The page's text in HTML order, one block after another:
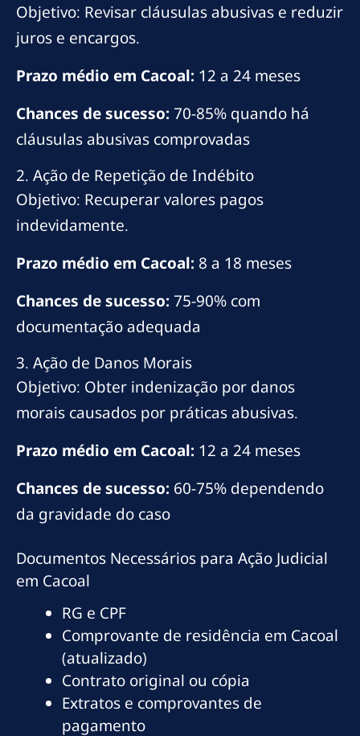
Objetivo: Revisar cláusulas abusivas e reduzir
juros e encargos.
Prazo médio em Cacoal: 12 a 24 meses
Chances de sucesso: 70-85% quando há
cláusulas abusivas comprovadas
2. Ação de Repetição de Indébito
Objetivo: Recuperar valores pagos
indevidamente.
Prazo médio em Cacoal: 8 a 18 meses
Chances de sucesso: 75-90% com
documentação adequada
3. Ação de Danos Morais
Objetivo: Obter indenização por danos
morais causados por práticas abusivas.
Prazo médio em Cacoal: 12 a 24 meses
Chances de sucesso: 60-75% dependendo
da gravidade do caso
Documentos Necessários para Ação Judicial
em Cacoal
RG e CPF
Comprovante de residência em Cacoal
(atualizado)
Contrato original ou cópia
Extratos e comprovantes de
pagamento